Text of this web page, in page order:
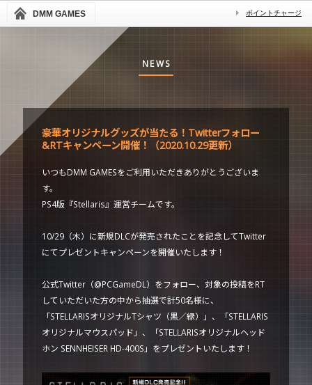
DMM GAMES ポイントチャージ
NEWS
豪華オリジナルグッズが当たる！Twitterフォロー
&RTキャンペーン開催！（2020.10.29更新）
いつもDMM GAMESをご利用いただきありがとうございま
す。
PS4版『Stellaris』運営チームです。
10/29（木）に新規DLCが発売されたことを記念してTwitter
にてプレゼントキャンペーンを開催いたします！
公式Twitter（@PCGameDL）をフォロー、対象の投稿をRT
していただいた方の中から抽選で計50名様に、
「STELLARISオリジナルTシャツ（黒／緑）」、「STELLARIS
オリジナルマウスパッド」、「STELLARISオリジナルヘッド
ホン SENNHEISER HD-400S」をプレゼントいたします！